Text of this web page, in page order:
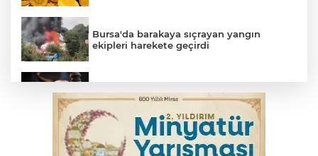
Bursa'da barakaya sıçrayan yangın
ekipleri harekete geçirdi
Yargıtay’dan primle çalışanlara müjde
TOFAŞ Basketbol'da sağlık kontrolleri